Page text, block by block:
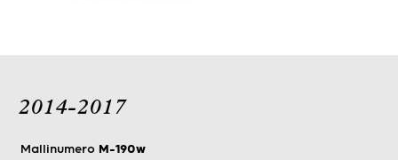
2014-2017
Mallinumero M-190w